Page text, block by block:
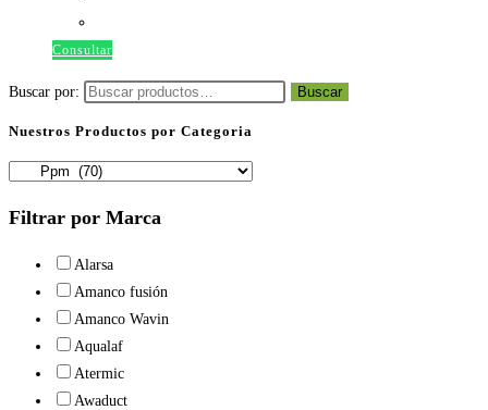
Consultar
Buscar por: Buscar
Nuestros Productos por Categoria
Filtrar por Marca
Alarsa
Amanco fusión
Amanco Wavin
Aqualaf
Atermic
Awaduct